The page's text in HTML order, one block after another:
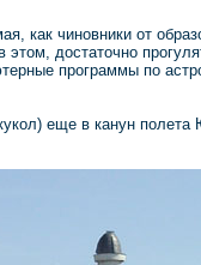
как чиновники от
достаточно
программы по
еще в канун